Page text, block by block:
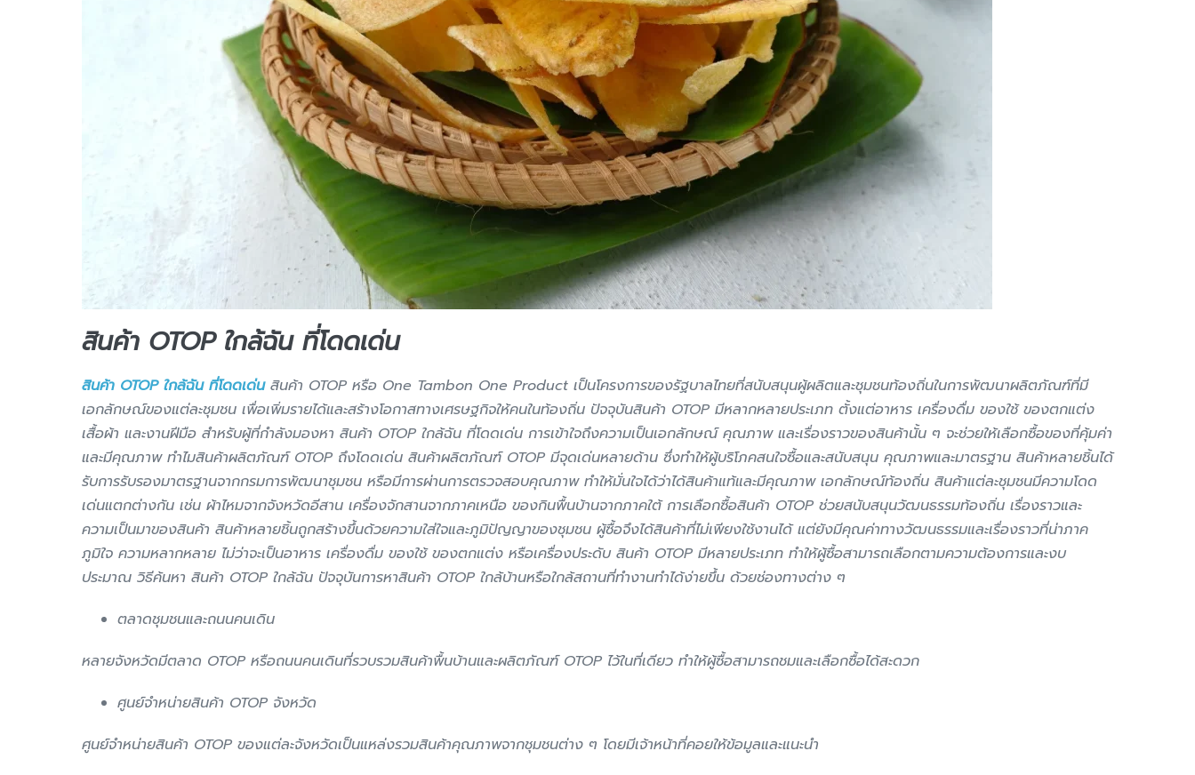
สินค้า OTOP ใกล้ฉัน ที่โดดเด่น
สินค้า OTOP ใกล้ฉัน ที่โดดเด่นสินค้า OTOP หรือ One Tambon One Product เป็นโครงการของรัฐบาลไทยที่สนับสนุนผู้ผลิตและชุมชนท้องถิ่นในการพัฒนาผลิตภัณฑ์ที่มี
เอกลักษณ์ของแต่ละชุมชน เพื่อเพิ่มรายได้และสร้างโอกาสทางเศรษฐกิจให้คนในท้องถิ่น ปัจจุบันสินค้า OTOP มีหลากหลายประเภท ตั้งแต่อาหาร เครื่องดื่ม ของใช้ ของตกแต่ง
เสื้อผ้า และงานฝีมือ สำหรับผู้ที่กำลังมองหา สินค้า OTOP ใกล้ฉัน ที่โดดเด่น การเข้าใจถึงความเป็นเอกลักษณ์ คุณภาพ และเรื่องราวของสินค้านั้น ๆ จะช่วยให้เลือกซื้อของที่คุ้มค่า
และมีคุณภาพ ทำไมสินค้าผลิตภัณฑ์ OTOP ถึงโดดเด่น สินค้าผลิตภัณฑ์ OTOP มีจุดเด่นหลายด้าน ซึ่งทำให้ผู้บริโภคสนใจซื้อและสนับสนุน คุณภาพและมาตรฐาน สินค้าหลายชิ้นได้
รับการรับรองมาตรฐานจากกรมการพัฒนาชุมชน หรือมีการผ่านการตรวจสอบคุณภาพ ทำให้มั่นใจได้ว่าได้สินค้าแท้และมีคุณภาพ เอกลักษณ์ท้องถิ่น สินค้าแต่ละชุมชนมีความโดด
เด่นแตกต่างกัน เช่น ผ้าไหมจากจังหวัดอีสาน เครื่องจักสานจากภาคเหนือ ของกินพื้นบ้านจากภาคใต้ การเลือกซื้อสินค้า OTOP ช่วยสนับสนุนวัฒนธรรมท้องถิ่น เรื่องราวและ
ความเป็นมาของสินค้า สินค้าหลายชิ้นถูกสร้างขึ้นด้วยความใส่ใจและภูมิปัญญาของชุมชน ผู้ซื้อจึงได้สินค้าที่ไม่เพียงใช้งานได้ แต่ยังมีคุณค่าทางวัฒนธรรมและเรื่องราวที่น่าภาค
ภูมิใจ ความหลากหลาย ไม่ว่าจะเป็นอาหาร เครื่องดื่ม ของใช้ ของตกแต่ง หรือเครื่องประดับ สินค้า OTOP มีหลายประเภท ทำให้ผู้ซื้อสามารถเลือกตามความต้องการและงบ
ประมาณ วิธีค้นหา สินค้า OTOP ใกล้ฉัน ปัจจุบันการหาสินค้า OTOP ใกล้บ้านหรือใกล้สถานที่ทำงานทำได้ง่ายขึ้น ด้วยช่องทางต่าง ๆ
ตลาดชุมชนและถนนคนเดิน
หลายจังหวัดมีตลาด OTOP หรือถนนคนเดินที่รวบรวมสินค้าพื้นบ้านและผลิตภัณฑ์ OTOP ไว้ในที่เดียว ทำให้ผู้ซื้อสามารถชมและเลือกซื้อได้สะดวก
ศูนย์จำหน่ายสินค้า OTOP จังหวัด
ศูนย์จำหน่ายสินค้า OTOP ของแต่ละจังหวัดเป็นแหล่งรวมสินค้าคุณภาพจากชุมชนต่าง ๆ โดยมีเจ้าหน้าที่คอยให้ข้อมูลและแนะนำ